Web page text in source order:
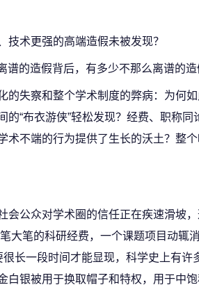
术更强的高端造假未被发现？
谱的造假背后，有多少不那么离谱的造
失察和整个学术制度的弊病：为何
“布衣游侠”轻松发现？经费、职称同
不端的行为提供了生长的沃土？整
公众对学术圈的信任正在疾速滑坡，
大笔的科研经费，一个课题项目动辄
长一段时间才能显现，科学史上有许
银被用于换取帽子和特权，用于中